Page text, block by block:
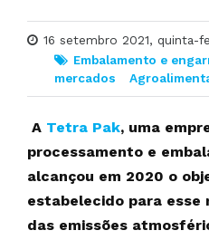
16 setembro 2021, quinta-
Embalamento e
mercados
A Tetra Pak, uma
processamento e
alcançou em 2020 o
estabelecido para esse
das emissões